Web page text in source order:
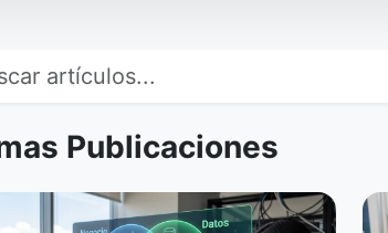
Publicaciones